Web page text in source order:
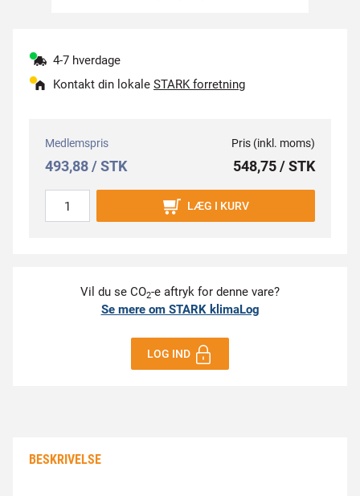
4-7 hverdage
Kontakt din lokale STARK forretning
Medlemspris
493,88 / STK
Pris (inkl. moms)
548,75 / STK
LÆG I KURV
Vil du se CO2-e aftryk for denne vare?
Se mere om STARK klimaLog
LOG IND
BESKRIVELSE